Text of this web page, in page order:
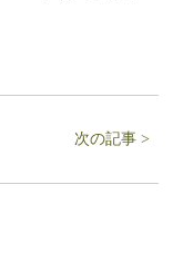
次の記事 >